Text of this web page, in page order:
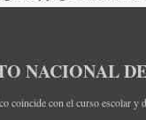
NACIONAL
coincide con el curso escolar y